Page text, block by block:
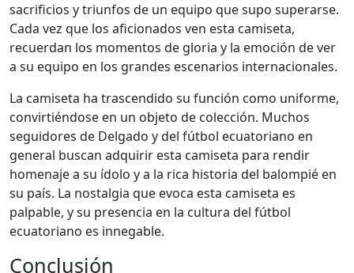
sacrificios y triunfos de un equipo que supo superarse.
Cada vez que los aficionados ven esta camiseta,
recuerdan los momentos de gloria y la emoción de ver
a su equipo en los grandes escenarios internacionales.
La camiseta ha trascendido su función como uniforme,
convirtiéndose en un objeto de colección. Muchos
seguidores de Delgado y del fútbol ecuatoriano en
general buscan adquirir esta camiseta para rendir
homenaje a su ídolo y a la rica historia del balompié en
su país. La nostalgia que evoca esta camiseta es
palpable, y su presencia en la cultura del fútbol
ecuatoriano es innegable.
Conclusión